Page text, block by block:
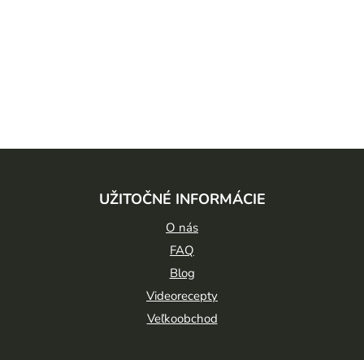
UŽITOČNÉ INFORMÁCIE
O nás
FAQ
Blog
Videorecepty
Veľkoobchod